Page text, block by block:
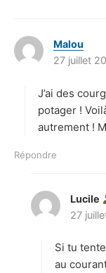
Malou
i
:
27 juillet
J’ai des
potager !
autrement !
Répondre
Lucile
27
Si tu
au